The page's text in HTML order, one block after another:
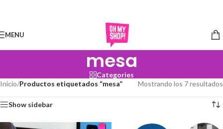
MENU
mesa
Categories
Inicio/Productos etiquetados “mesa” Mostrando los 7 resultados
Show sidebar